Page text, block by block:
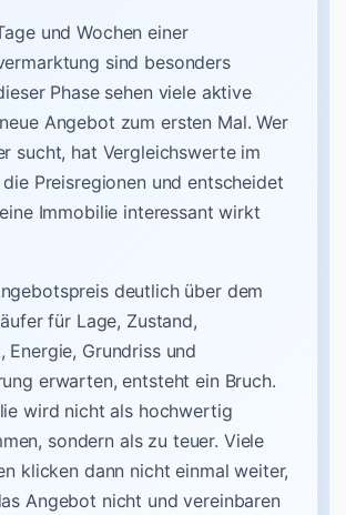
und Wochen einer
sind besonders
Phase sehen viele aktive
Angebot zum ersten Mal. Wer
sucht, hat Vergleichswerte im
Preisregionen und entscheidet
Immobilie interessant wirkt
deutlich über dem
für Lage, Zustand,
Energie, Grundriss und
erwarten, entsteht ein Bruch.
wird nicht als hochwertig
sondern als zu teuer. Viele
klicken dann nicht einmal weiter,
Angebot nicht und vereinbaren